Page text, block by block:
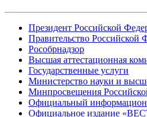
Президент Российской
Правительство Российской
Рособрнадзор
Высшая аттестационная
Государственные услуги
Министерство науки и
Минпросвещения
Официальный
Официальное издание